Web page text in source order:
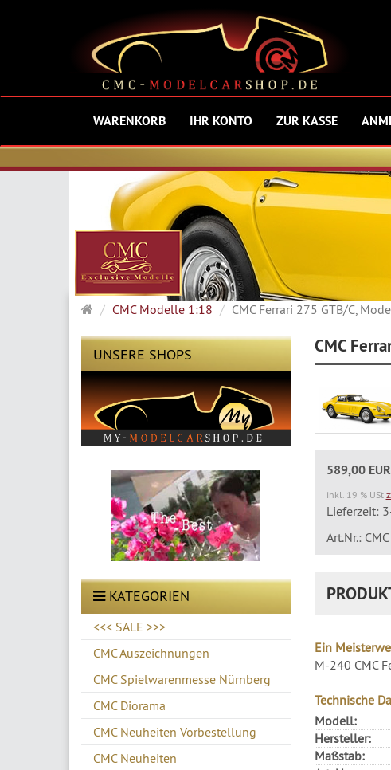
WARENKORB IHR KONTO ZUR KASSE
Startseite
CMC Modelle 1:18 CMC Ferrari 275 GTB/C,
UNSERE SHOPS
KATEGORIEN
<<< SALE >>>
CMC Auszeichnungen
CMC Spielwarenmesse Nürnberg
CMC Diorama
CMC Neuheiten Vorbestellung
CMC Neuheiten
CMC
589,00 EUR
inkl. 19 % USt
Lieferzeit:
Art.Nr.:
Ein
M-240 CMC
Technische
Modell:
Hersteller:
Maßstab: